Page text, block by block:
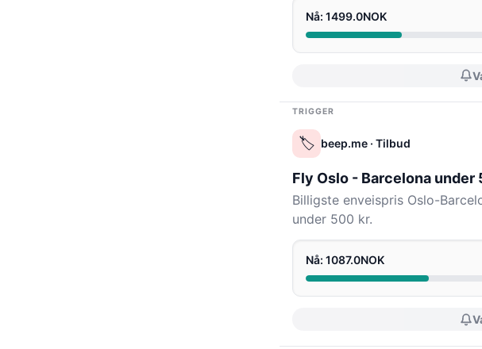
Nå: 1499.0NOK
TRIGGER
🏷️ beep.me · Tilbud
Fly Oslo - Barcelona
Billigste enveispris Oslo-
under 500 kr.
Nå: 1087.0NOK